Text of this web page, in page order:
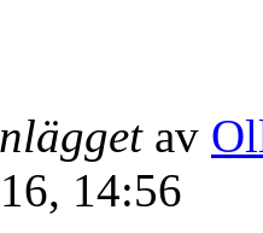
av
14:56